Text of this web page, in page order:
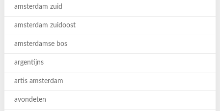
amsterdam zuid
amsterdam zuidoost
amsterdamse bos
argentijns
artis amsterdam
avondeten